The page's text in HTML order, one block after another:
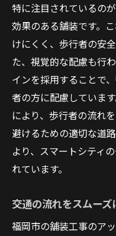
特に注目されているの
効果のある舗装です。
けにくく、歩行者の安
た、視覚的な配慮も行
インを採用することで
者の方に配慮していま
により、歩行者の流れ
避けるための適切な道
より、スマートシティ
れています。
交通の流れをスムーズ
福岡市の舗装工事のア